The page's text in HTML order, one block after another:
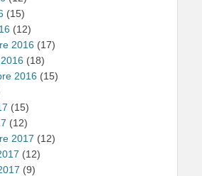
(15)
(12)
2016 (17)
(18)
2016 (15)
(15)
(12)
2017 (12)
(12)
(9)